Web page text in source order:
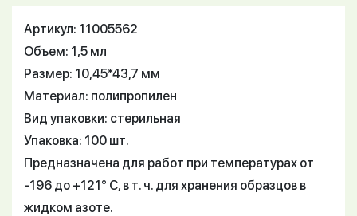
Артикул: 11005562
Объем: 1,5 мл
Размер: 10,45*43,7 мм
Материал: полипропилен
Вид упаковки: стерильная
Упаковка: 100 шт.
Предназначена для работ при температурах от
-196 до +121° С, в т. ч. для хранения образцов в
жидком азоте.